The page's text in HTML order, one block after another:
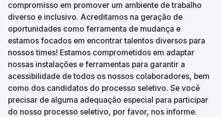
compromisso em promover um ambiente de trabalho
diverso e inclusivo. Acreditamos na geração de
oportunidades como ferramenta de mudança e
estamos focados em encontrar talentos diversos para
nossos times! Estamos comprometidos em adaptar
nossas instalações e ferramentas para garantir a
acessibilidade de todos os nossos colaboradores, bem
como dos candidatos do processo seletivo. Se você
precisar de alguma adequação especial para participar
do nosso processo seletivo, por favor, nos informe.